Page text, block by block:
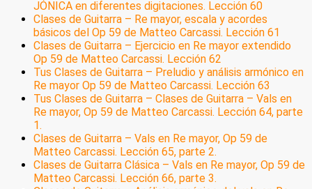
JÓNICA en diferentes digitaciones. Lección 60
Clases de Guitarra – Re mayor, escala y acordes
básicos del Op 59 de Matteo Carcassi. Lección 61
Clases de Guitarra – Ejercicio en Re mayor extendido
Op 59 de Matteo Carcassi. Lección 62
Tus Clases de Guitarra – Preludio y análisis armónico en
Re mayor Op 59 de Matteo Carcassi. Lección 63
Tus Clases de Guitarra – Clases de Guitarra – Vals en
Re mayor, Op 59 de Matteo Carcassi. Lección 64, parte
1.
Clases de Guitarra – Vals en Re mayor, Op 59 de
Matteo Carcassi. Lección 65, parte 2.
Clases de Guitarra Clásica – Vals en Re mayor, Op 59 de
Matteo Carcassi. Lección 66, parte 3.